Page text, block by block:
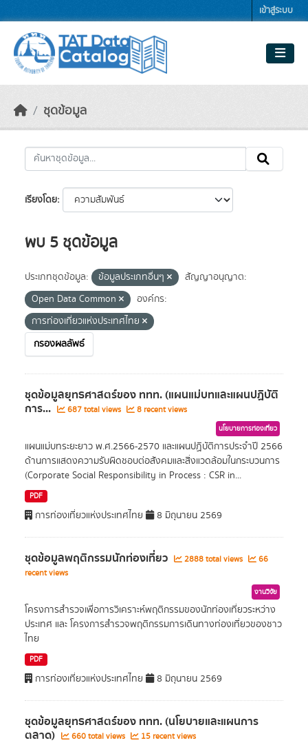
เข้าสู่ระบบ
ชุดข้อมูล
เรียงโดย
พบ 5 ชุดข้อมูล
ประเภทชุดข้อมูล: ข้อมูลประเภทอื่นๆ
สัญญาอนุญาต:
Open Data Common
องค์กร:
การท่องเที่ยวแห่งประเทศไทย
กรองผลลัพธ์
ชุดข้อมูลยุทธศาสตร์ของ ททท. (แผนแม่บทและแผนปฏิบัติ
การ... 687 total views 8 recent views
นโยบายการท่องเที่ยว
แผนแม่บทระยะยาว พ.ศ.2566-2570 และแผนปฏิบัติการประจำปี 2566
ด้านการแสดงความรับผิดชอบต่อสังคมและสิ่งแวดล้อมในกระบวนการ
(Corporate Social Responsibility in Process : CSR in...
PDF
การท่องเที่ยวแห่งประเทศไทย 8 มิถุนายน 2569
ชุดข้อมูลพฤติกรรมนักท่องเที่ยว 2888 total views
66
recent views
งานวิจัย
โครงการสำรวจเพื่อการวิเคราะห์พฤติกรรมของนักท่องเที่ยวระหว่าง
ประเทศ และ โครงการสำรวจพฤติกรรมการเดินทางท่องเที่ยวของชาว
ไทย
PDF
การท่องเที่ยวแห่งประเทศไทย 8 มิถุนายน 2569
ชุดข้อมูลยุทธศาสตร์ของ ททท. (นโยบายและแผนการ
ตลาด) 660 total views 15 recent views